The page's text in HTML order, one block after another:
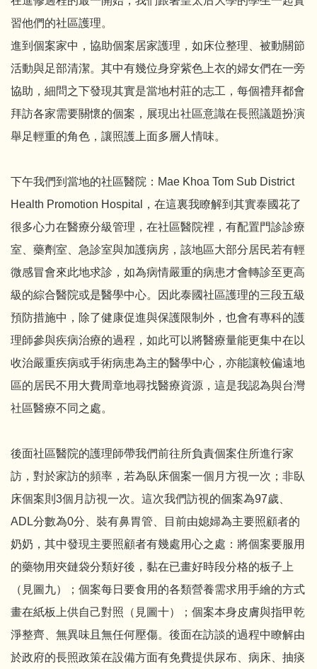
習他們的社區護理。
進到個案家中，協助個案居家護理，如床位整理、被動關節
活動與足部清潔。其中有幾位身穿紫色上衣的婦女們在一旁
協助，細問之下發現其實是當地村莊的志工，每個禮拜都會
拜訪各家需要關懷的個案，展現出社區意識在長照議題扮演
舉足輕重的角色，讓照護上面多層人情味。
下午我們到當地的社區醫院：Mae Khoa Tom Sub District
Health Promotion Hospital，在這裏我瞭解到其實泰國花了
很多心力在醫療分級管理，在社區醫院裡，有配置門診診療
室、藥劑室、急診室與加護病房，該地區大部分居民若有輕
微感冒會來此地求診，如為病情嚴重的病患才會轉診至更高
級的綜合醫院或是醫學中心。因此泰國社區護理的三段五級
預防措施中，除了健康促進與保護限制外，也會有專科的護
理師參與疾病治療的過程，如此可以將醫療量能更集中在以
收治嚴重疾病或手術病患為主的醫學中心，亦能讓較偏遠地
區的居民不用大費周章地尋找醫療資源，這是我認為與台灣
社區醫療不同之處。
後面社區醫院的護理師帶我們前往所負責個案住所進行家
訪，對於家訪的頻率，若為臥床個案一個月方視一次；非臥
床個案則3個月訪視一次。這次我們訪視的個案為97歲、
ADL分數為0分、裝有鼻胃管、目前由媳婦為主要照顧者的
奶奶，其中發現主要照顧者有幾處用心之處：將個案要服用
的藥物用夾鏈袋分類好後，黏在已畫好時段分格的板子上
（見圖九）；個案每日要食用的各類營養需求用手繪的方式
畫在紙板上供自己對照（見圖十）；個案本身皮膚與指甲乾
淨整齊、無異味且無任何壓傷。後面在訪談的過程中瞭解由
於政府的長照政策在設備方面有免費提供尿布、病床、抽痰